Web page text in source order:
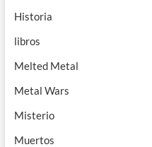
Historia
libros
Melted Metal
Metal Wars
Misterio
Muertos